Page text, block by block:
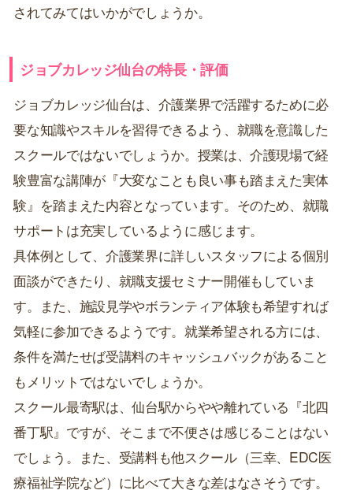
されてみてはいかがでしょうか。
ジョブカレッジ仙台の特長・評価
ジョブカレッジ仙台は、介護業界で活躍するために必
要な知識やスキルを習得できるよう、就職を意識した
スクールではないでしょうか。授業は、介護現場で経
験豊富な講陣が『大変なことも良い事も踏まえた実体
験』を踏まえた内容となっています。そのため、就職
サポートは充実しているように感じます。
具体例として、介護業界に詳しいスタッフによる個別
面談ができたり、就職支援セミナー開催もしていま
す。また、施設見学やボランティア体験も希望すれば
気軽に参加できるようです。就業希望される方には、
条件を満たせば受講料のキャッシュバックがあること
もメリットではないでしょうか。
スクール最寄駅は、仙台駅からやや離れている『北四
番丁駅』ですが、そこまで不便さは感じることはない
でしょう。また、受講料も他スクール（三幸、EDC医
療福祉学院など）に比べて大きな差はなさそうです。